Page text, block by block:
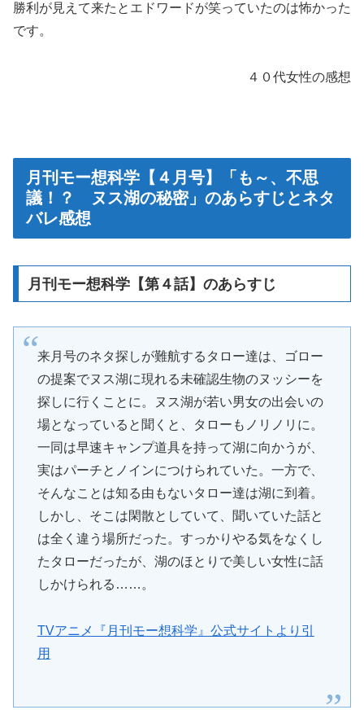
勝利が見えて来たとエドワードが笑っていたのは怖かった
です。
４０代女性の感想
月刊モー想科学【４月号】「も～、不思
議！？ ヌス湖の秘密」のあらすじとネタ
バレ感想
月刊モー想科学【第４話】のあらすじ
来月号のネタ探しが難航するタロー達は、ゴロー
の提案でヌス湖に現れる未確認生物のヌッシーを
探しに行くことに。ヌス湖が若い男女の出会いの
場となっていると聞くと、タローもノリノリに。
一同は早速キャンプ道具を持って湖に向かうが、
実はパーチとノインにつけられていた。一方で、
そんなことは知る由もないタロー達は湖に到着。
しかし、そこは閑散としていて、聞いていた話と
は全く違う場所だった。すっかりやる気をなくし
たタローだったが、湖のほとりで美しい女性に話
しかけられる……。
TVアニメ『月刊モー想科学』公式サイトより引
用